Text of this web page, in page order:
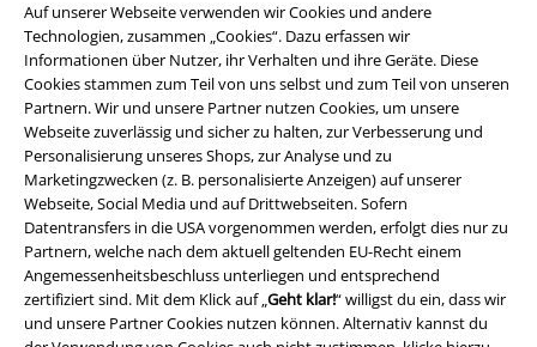
Auf unserer Webseite verwenden wir Cookies und andere
Technologien, zusammen „Cookies“. Dazu erfassen wir
Informationen über Nutzer, ihr Verhalten und ihre Geräte. Diese
Cookies stammen zum Teil von uns selbst und zum Teil von unseren
Partnern. Wir und unsere Partner nutzen Cookies, um unsere
Webseite zuverlässig und sicher zu halten, zur Verbesserung und
Personalisierung unseres Shops, zur Analyse und zu
Marketingzwecken (z. B. personalisierte Anzeigen) auf unserer
Webseite, Social Media und auf Drittwebseiten. Sofern
Datentransfers in die USA vorgenommen werden, erfolgt dies nur zu
Partnern, welche nach dem aktuell geltenden EU-Recht einem
Angemessenheitsbeschluss unterliegen und entsprechend
zertifiziert sind. Mit dem Klick auf „Geht klar!“ willigst du ein, dass wir
und unsere Partner Cookies nutzen können. Alternativ kannst du
Rechtliches
AGB
Impressum
Datenschutz
Entsorgung und Umweltschutz
Konformitätserklärung